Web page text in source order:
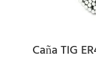
Caña TIG